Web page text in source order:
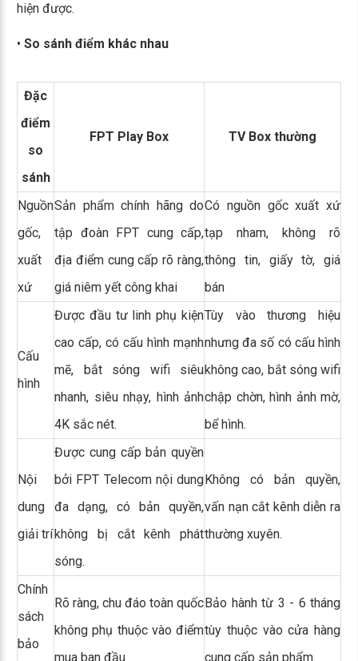
hiện được.
• So sánh điểm khác nhau
Đặc
điểm
so
sánh
FPT Play Box TV Box thường
Nguồn
gốc,
xuất
xứ
Sản phẩm chính hãng do
tập đoàn FPT cung cấp,
địa điểm cung cấp rõ ràng,
giá niêm yết công khai
Có nguồn gốc xuất xứ
tạp nham, không rõ
thông tin, giấy tờ, giá
bán
Cấu
hình
Được đầu tư linh phụ kiện
cao cấp, có cấu hình mạnh
mẽ, bắt sóng wifi siêu
nhanh, siêu nhạy, hình ảnh
4K sắc nét.
Tùy vào thương hiệu
nhưng đa số có cấu hình
không cao, bắt sóng wifi
chập chờn, hình ảnh mờ,
bể hình.
Nội
dung
giải trí
Được cung cấp bản quyền
bởi FPT Telecom nội dung
đa dạng, có bản quyền,
không bị cắt kênh phát
sóng.
Không có bản quyền,
vấn nạn cắt kênh diễn ra
thường xuyên.
Chính
sách
bảo
Rõ ràng, chu đáo toàn quốc
không phụ thuộc vào điểm
mua ban đầu
Bảo hành từ 3 - 6 tháng
tùy thuộc vào cửa hàng
cung cấp sản phẩm.